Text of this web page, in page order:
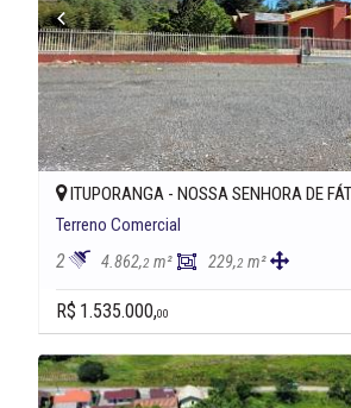
ITUPORANGA - NOSSA SENHORA DE
Terreno Comercial
2 4.862,2 m² 229,2 m²
R$ 1.535.000,00